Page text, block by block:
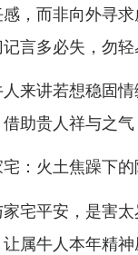
，而非向外寻
言多必失，勿
来讲若想稳固
助贵人祥与之气
：火土焦躁下
宅平安，是害
属牛人本年精